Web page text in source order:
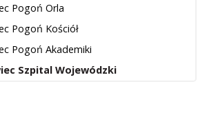
Pogoń Orla
Pogoń Kościół
Pogoń Akademiki
Szpital Wojewódzki